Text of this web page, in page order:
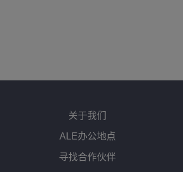
关于我们
ALE办公地点
寻找合作伙伴